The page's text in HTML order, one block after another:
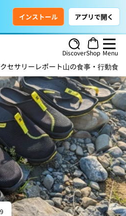
インストール アプリで開く
DiscoverShop Menu
セサリー レポート山の食事・行動食